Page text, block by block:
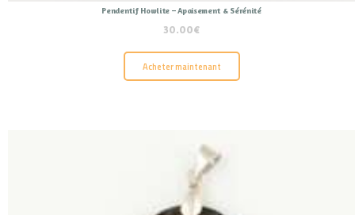
Pendentif Howlite – Apaisement & Sérénité
30.00€
Acheter maintenant